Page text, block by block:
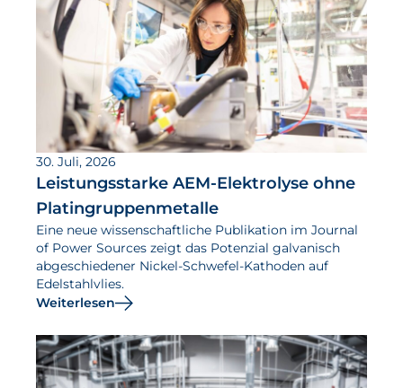
30. Juli, 2026
Leistungsstarke AEM-Elektrolyse ohne
Platingruppenmetalle
Eine neue wissenschaftliche Publikation im Journal
of Power Sources zeigt das Potenzial galvanisch
abgeschiedener Nickel-Schwefel-Kathoden auf
Edelstahlvlies.
Weiterlesen